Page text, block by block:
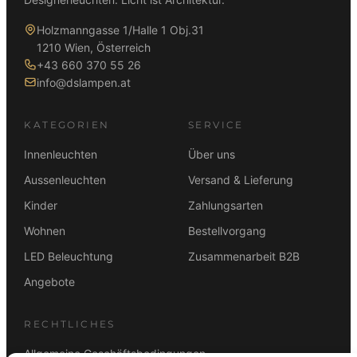
Holzmanngasse 1/Halle 1 Obj.31
1210 Wien, Österreich
+43 660 370 55 26
info@dslampen.at
KATEGORIEN
Innenleuchten
Aussenleuchten
Kinder
Wohnen
LED Beleuchtung
Angebote
SERVICE
Über uns
Versand & Lieferung
Zahlungsarten
Bestellvorgang
Zusammenarbeit B2B
RECHTLICHES
Allgemeine Geschäftsbedingungen